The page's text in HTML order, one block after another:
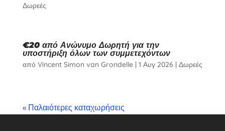
Δωρεές
€20 από Ανώνυμο Δωρητή για την
υποστήριξη όλων των συμμετεχόντων
από Vincent Simon van Grondelle| 1 Αυγ 2026 | Δωρεές
« Παλαιότερες καταχωρήσεις